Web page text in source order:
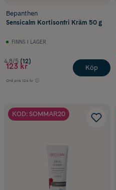
Bepanthen
Sensicalm Kortisonfri Kräm 50 g
FINNS I LAGER
4.8/5 (12)
123 kr
Ord.pris 124 kr
Köp
KOD: SOMMAR20